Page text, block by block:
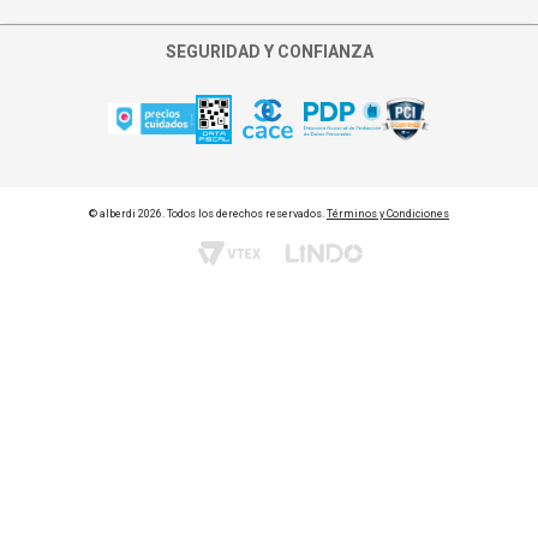
Quiero cambiar punto de retiro
SEGURIDAD Y CONFIANZA
© alberdi 2026. Todos los derechos reservados.Términos y Condiciones